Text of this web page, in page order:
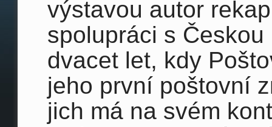
výstavou autor
spolupráci s
dvacet let, kdy
jeho první poštovní
jich má na svém